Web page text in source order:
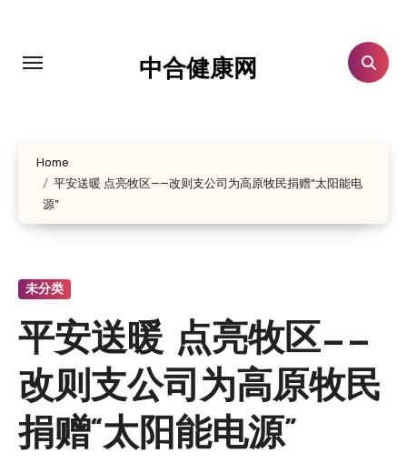
中合健康网
Home
平安送暖 点亮牧区——改则支公司为高原牧民捐赠“太阳能电
源”
未分类
平安送暖 点亮牧区——
改则支公司为高原牧民
捐赠“太阳能电源”